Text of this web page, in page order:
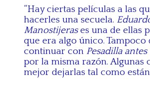
“Hay ciertas películas a las
hacerles una secuela.
Manostijerases una de ellas
que era algo único. Tampoco
continuar con Pesadilla
por la misma razón. Algunas
mejor dejarlas tal como